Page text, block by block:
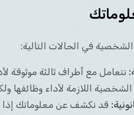
في الحالات التالية:
نتعامل مع أطراف ثالثة موثوقة
اللازمة لأداء وظائفها
قد نكشف عن معلوماتك إذا